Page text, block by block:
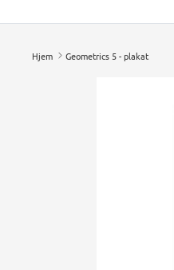
Hjem Geometrics 5 - plakat